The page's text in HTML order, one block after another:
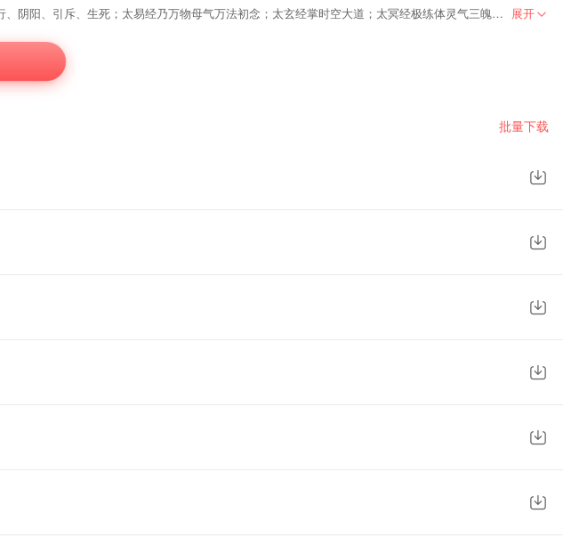
《太上十三经》、《太易十三经》、《太玄十三经》、《太冥三炼经》乃修界四大至法，统称四十二章经。太上经衍化五行、阴阳、引斥、生死；太易经乃万物母气万法初念；太玄经掌时空大道；太冥经极练体灵气三魄。一枚古朴扳指流落天苍海陆，引发一系列震苍天溃溃，摄赤手玄元；气吞天时，行藏山岳，点指豪情断狱血，擒龙弓满月；金鳞难容天苍里，天北望，破壁障。修界至法，上易真经，撕空摘星，唯有玄冥。故事从花寻风机缘习得《太玄十三经》开始。 展开
批量下载